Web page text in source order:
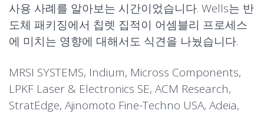
사용 사례를 알아보는 시간이었습니다. Wells는 반
도체 패키징에서 칩렛 집적이 어셈블리 프로세스
에 미치는 영향에 대해서도 식견을 나눴습니다.
MRSI SYSTEMS, Indium, Micross Components,
LPKF Laser & Electronics SE, ACM Research,
StratEdge, Ajinomoto Fine-Techno USA, Adeia,